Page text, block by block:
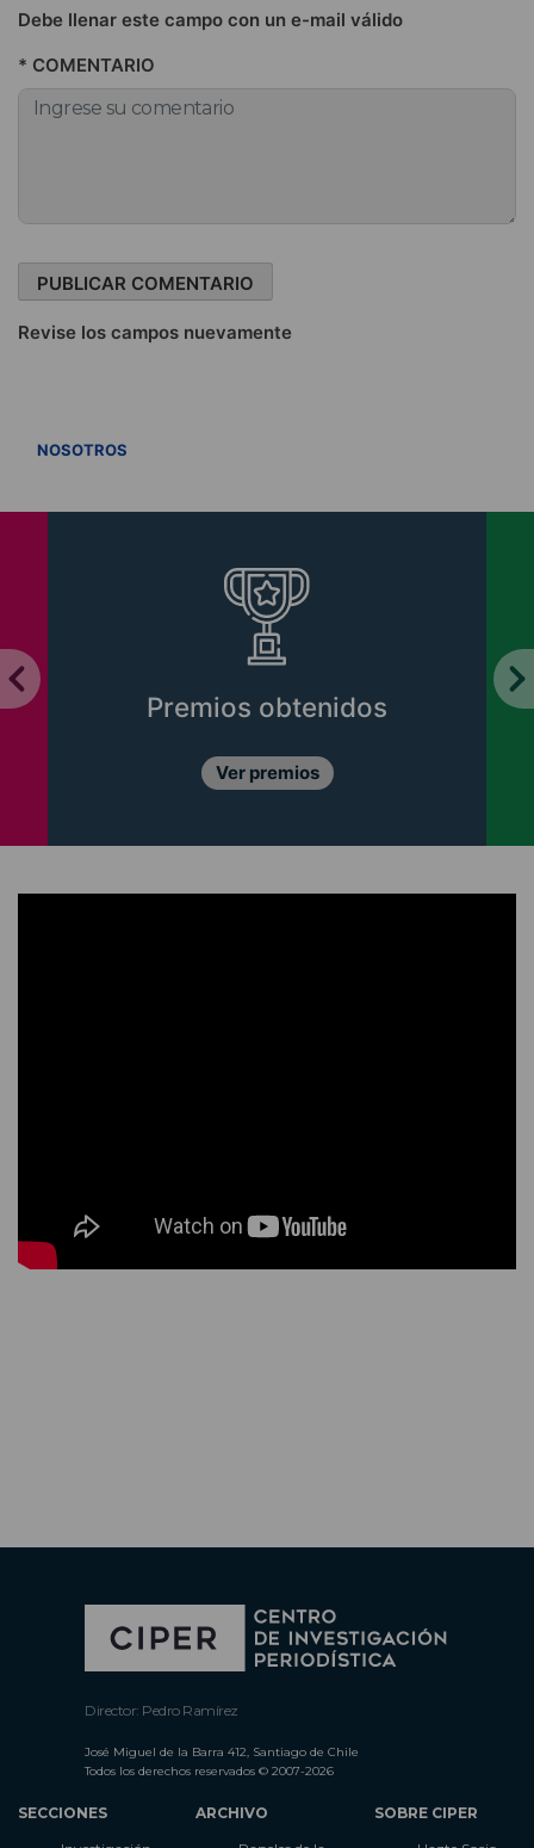
Debe llenar este campo con un e-mail válido
* COMENTARIO
Revise los campos nuevamente
NOSOTROS
Premios obtenidos
Ver premios
Director: Pedro Ramírez
José Miguel de la Barra 412, Santiago de Chile
Todos los derechos reservados © 2007-2026
SECCIONES
ARCHIVO
SOBRE CIPER